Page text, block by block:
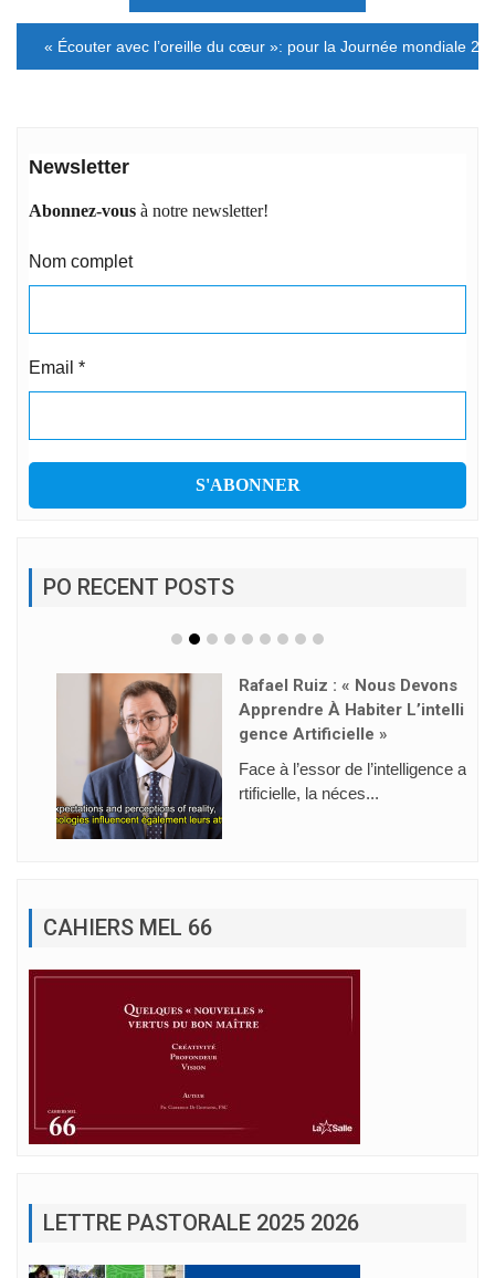
l’article
« Écouter avec l’oreille du cœur »: pour la Journée mondiale
Newsletter
Abonnez-vous à notre newsletter!
Nom complet
Email *
PO RECENT POSTS
Rafael Ruiz : « Nous Devons
Apprendre À Habiter L’intelli
Gence Artificielle »
Face à l’essor de l’intelligence a
rtificielle, la néces...
CAHIERS MEL 66
LETTRE PASTORALE 2025 2026